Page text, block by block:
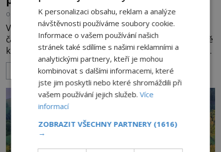
OD MIREK BRÁT 6.8.2026 5.5TIS
V indickém svazovém státu Gudžarát se nachází
část pobřeží, které má hodně temnou pověst. Jistě
k tomu přispívá i černý písek této pláže. Proč má
pláž takové netypické zbarvení? Nakolik jsou
pravdivé historky, že zde došlo k nevysvětlitelným
zmizením turistů? Ti, kteří se nebojí, nás mohou
následovat. Vstupujeme na pláž Dumas ve městě
Surat. Gu
ZOBRAZIT VÍCE
K personalizaci obsahu, reklam a analýze
návštěvnosti používáme soubory cookie.
Informace o vašem používání našich
stránek také sdílíme s našimi reklamními a
analytickými partnery, kteří je mohou
kombinovat s dalšími informacemi, které
jste jim poskytli nebo které shromáždili při
vašem používání jejich služeb.Více
informací
ZOBRAZIT VŠECHNY PARTNERY (1616)
→